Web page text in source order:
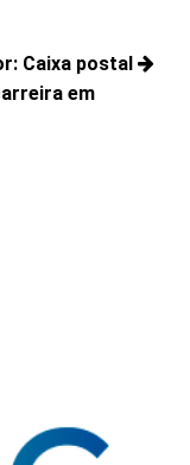
Posts
Caixa postal
em